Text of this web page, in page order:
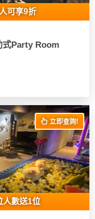
可享9折
式Party Room
立即查詢!
人數送1位